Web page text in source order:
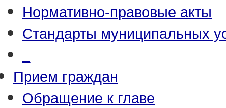
Нормативно-правовые акты
Стандарты муниципальных
Прием граждан
Обращение к главе